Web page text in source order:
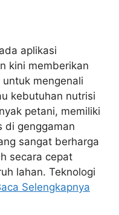
aplikasi
kini memberikan
mengenali
kebutuhan nutrisi
petani, memiliki
di genggaman
sangat berharga
secara cepat
lahan. Teknologi
Selengkapnya